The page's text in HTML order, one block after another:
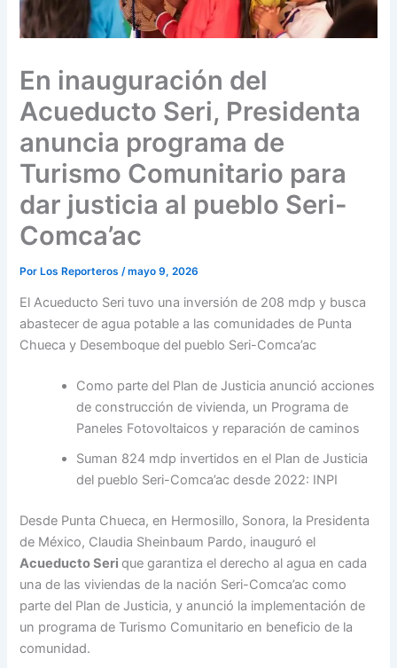
En inauguración del
Acueducto Seri, Presidenta
anuncia programa de
Turismo Comunitario para
dar justicia al pueblo Seri-
Comca’ac
PorLos Reporteros /mayo 9, 2026
El Acueducto Seri tuvo una inversión de 208 mdp y busca
abastecer de agua potable a las comunidades de Punta
Chueca y Desemboque del pueblo Seri-Comca’ac
Como parte del Plan de Justicia anunció acciones
de construcción de vivienda, un Programa de
Paneles Fotovoltaicos y reparación de caminos
Suman 824 mdp invertidos en el Plan de Justicia
del pueblo Seri-Comca’ac desde 2022: INPI
Desde Punta Chueca, en Hermosillo, Sonora, la Presidenta
de México, Claudia Sheinbaum Pardo, inauguró el
Acueducto Serique garantiza el derecho al agua en cada
una de las viviendas de la nación Seri-Comca’ac como
parte del Plan de Justicia, y anunció la implementación de
un programa de Turismo Comunitario en beneficio de la
comunidad.